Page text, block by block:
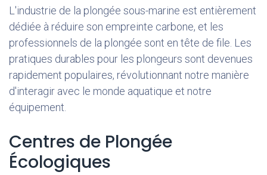
L'industrie de la plongée sous-marine est entièrement
dédiée à réduire son empreinte carbone, et les
professionnels de la plongée sont en tête de file. Les
pratiques durables pour les plongeurs sont devenues
rapidement populaires, révolutionnant notre manière
d'interagir avec le monde aquatique et notre
équipement.
Centres de Plongée
Écologiques